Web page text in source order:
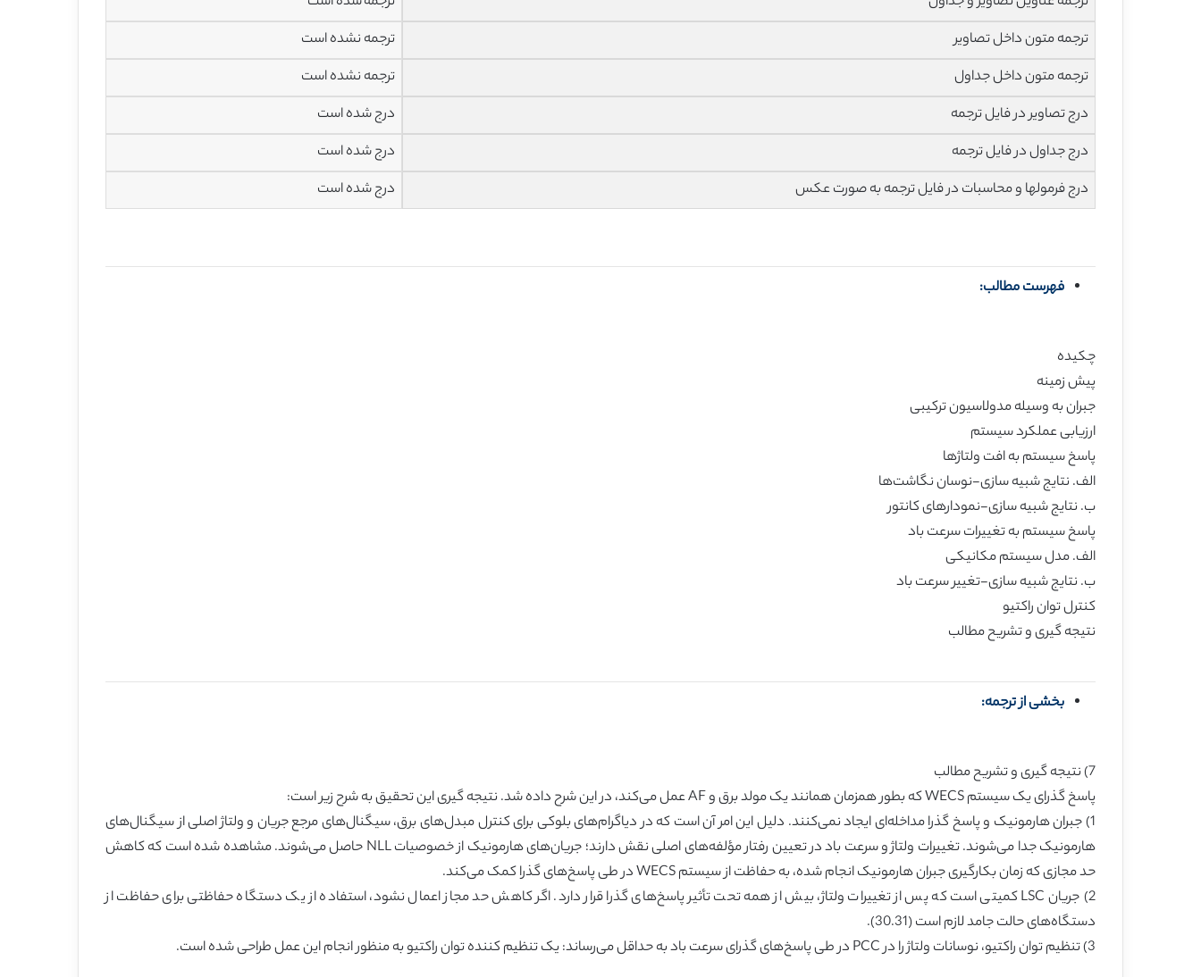
ترجمه متون داخل تصاویر
ترجمه نشده است
ترجمه متون داخل جداول
ترجمه نشده است
درج تصاویر در فایل ترجمه
درج شده است
درج جداول در فایل ترجمه
درج شده است
درج فرمولها و محاسبات در فایل ترجمه به صورت عکس
درج شده است
فهرست مطالب:
چکیده
پیش زمینه
جبران به وسیله مدولاسیون ترکیبی
ارزیابی عملکرد سیستم
پاسخ سیستم به افت ولتاژها
الف. نتایج شبیه سازی-نوسان نگاشت‌ها
ب. نتایج شبیه سازی-نمودارهای کانتور
پاسخ سیستم به تغییرات سرعت باد
الف. مدل سیستم مکانیکی
ب. نتایج شبیه سازی-تغییر سرعت باد
کنترل توان راکتیو
نتیجه گیری و تشریح مطالب
بخشی از ترجمه:
7) نتیجه گیری و تشریح مطالب
پاسخ گذرای یک سیستم WECS که بطور همزمان همانند یک مولد برق و AF عمل می‌کند، در این شرح داده شد. نتیجه گیری این تحقیق به شرح زیر است:
1) جبران هارمونیک و پاسخ گذرا مداخله‌ای ایجاد نمی‌کنند. دلیل این امر آن است که در دیاگرام‌های بلوکی برای کنترل مبدل‌های برق، سیگنال‌های مرجع جریان و ولتاژ اصلی از سیگنال‌های
هارمونیک جدا می‌شوند. تغییرات ولتاژ و سرعت باد در تعیین رفتار مؤلفه‌های اصلی نقش دارند؛ جریان‌های هارمونیک از خصوصیات NLL حاصل می‌شوند. مشاهده شده است که کاهش
حد مجازی که زمان بکارگیری جبران هارمونیک انجام شده، به حفاظت از سیستم WECS در طی پاسخ‌های گذرا کمک می‌کند.
2) جریان LSC کمیتی است که پس از تغییرات ولتاژ، بیش از همه تحت تأثیر پاسخ‌های گذرا قرار دارد. اگر کاهش حد مجاز اعمال نشود، استفاده از یک دستگاه حفاظتی برای حفاظت از
دستگاه‌های حالت جامد لازم است (30.31).
3) تنظیم توان راکتیو، نوسانات ولتاژ را در PCC در طی پاسخ‌های گذرای سرعت باد به حداقل می‌رساند: یک تنظیم کننده توان راکتیو به منظور انجام این عمل طراحی شده است.